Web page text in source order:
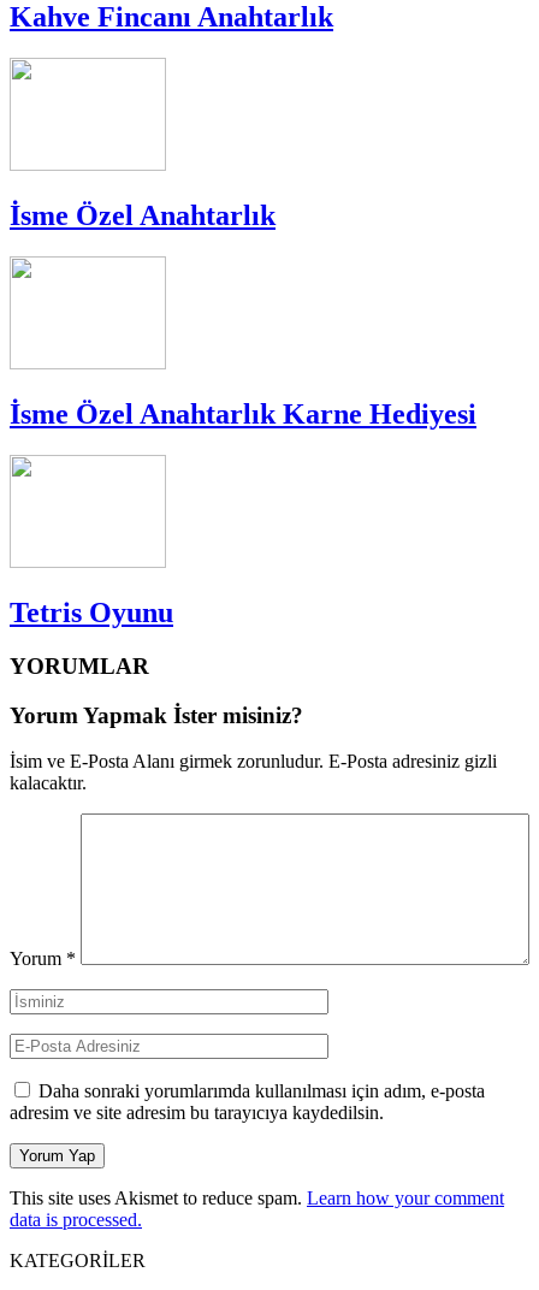
Kahve Fincanı Anahtarlık
İsme Özel Anahtarlık
İsme Özel Anahtarlık Karne Hediyesi
Tetris Oyunu
YORUMLAR
Yorum Yapmak İster misiniz?
İsim ve E-Posta Alanı girmek zorunludur. E-Posta adresiniz gizli
kalacaktır.
Yorum *
Daha sonraki yorumlarımda kullanılması için adım, e-posta
adresim ve site adresim bu tarayıcıya kaydedilsin.
This site uses Akismet to reduce spam. Learn how your comment
data is processed.
KATEGORİLER